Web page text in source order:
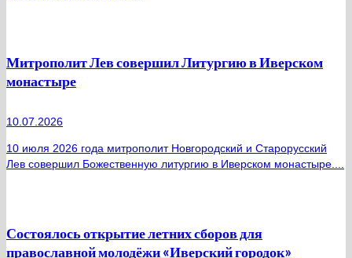
Митрополит Лев совершил Литургию в Иверском
монастыре
10.07.2026
10 июля 2026 года митрополит Новгородский и Старорусский
Лев совершил Божественную литургию в Иверском монастыре....
Состоялось открытие летних сборов для
православной молодёжи «Иверский городок»